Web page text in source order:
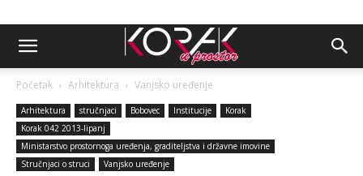
Početak Arhitektura Vanjsko uređenje
Arhitektura stručnjaci Bobovec Institucije
Korak
Korak 042 2013-lipanj
Ministarstvo prostornoga uređenja, graditeljstva i državne imovine
Stručnjaci o struci
Vanjsko uređenje